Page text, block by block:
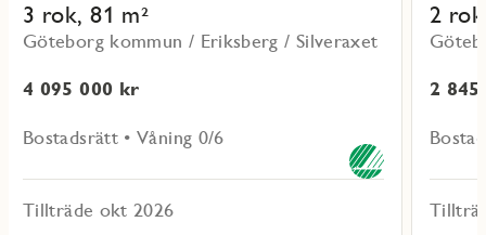
3 rok, 81 m²
Göteborg kommun / Eriksberg / Silveraxet
4 095 000 kr
Bostadsrätt • Våning 0/6
Tillträde okt 2026
2
2